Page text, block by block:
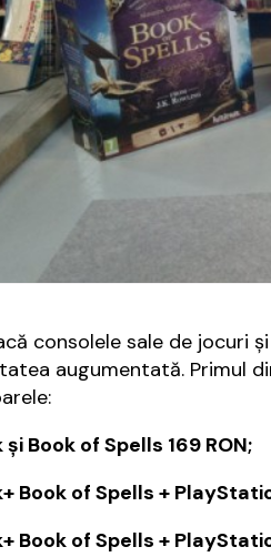
consolele sale de jocuri
augumentată. Primul
Book of Spells 169 RON;
Book of Spells +
Book of Spells +